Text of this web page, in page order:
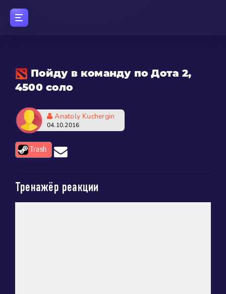
Пойду в команду по Дота 2,
4500 соло
Anatoly Kuchergin
04.10.2016
Trash
Тренажёр реакции